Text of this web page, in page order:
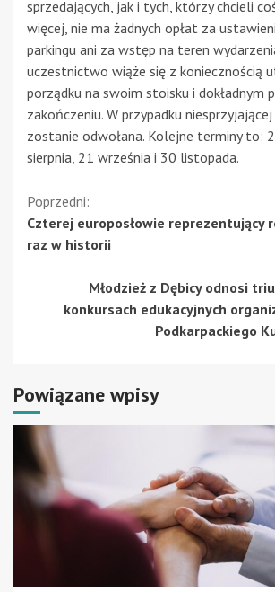
sprzedających, jak i tych, którzy chcieli
więcej, nie ma żadnych opłat za
parkingu ani za wstęp na teren
uczestnictwo wiąże się z koniecznością
porządku na swoim stoisku i dokładnym
zakończeniu. W przypadku
zostanie odwołana. Kolejne terminy to:
sierpnia, 21 września i 30 listopada.
Kontynuuj
czytanie
Poprzedni:
Czterej europosłowie reprezentujący
raz w historii
Młodzież z Dębicy odnosi
konkursach edukacyjnych
Podkarpackiego
Powiązane wpisy